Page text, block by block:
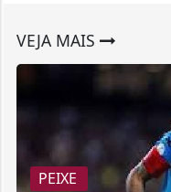
VEJA MAIS
PEIXE